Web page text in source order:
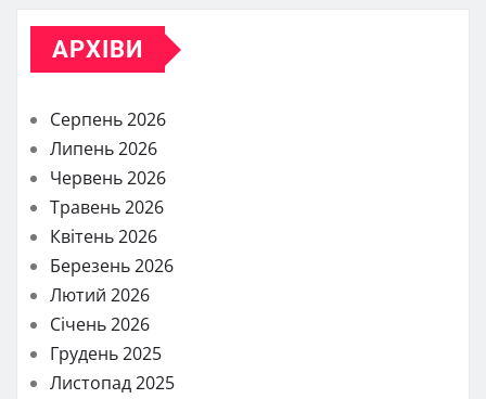
АРХІВИ
Серпень 2026
Липень 2026
Червень 2026
Травень 2026
Квітень 2026
Березень 2026
Лютий 2026
Січень 2026
Грудень 2025
Листопад 2025